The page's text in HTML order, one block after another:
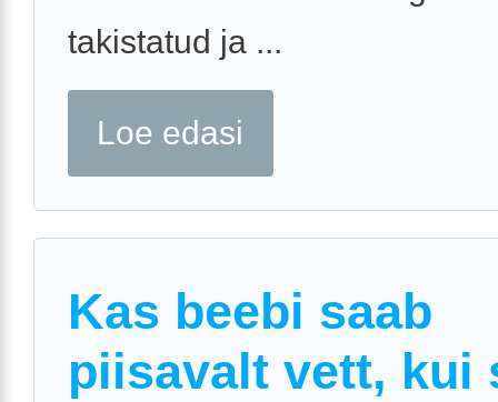
takistatud ja ...
Loe edasi
Kas beebi saab
piisavalt vett, kui